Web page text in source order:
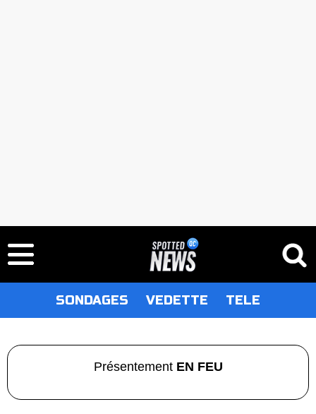
SONDAGES VEDETTE TELE
Présentement EN FEU